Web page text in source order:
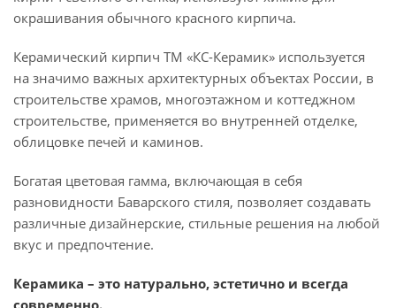
окрашивания обычного красного кирпича.
Керамический кирпич ТМ «КС-Керамик» используется
на значимо важных архитектурных объектах России, в
строительстве храмов, многоэтажном и коттеджном
строительстве, применяется во внутренней отделке,
облицовке печей и каминов.
Богатая цветовая гамма, включающая в себя
разновидности Баварского стиля, позволяет создавать
различные дизайнерские, стильные решения на любой
вкус и предпочтение.
Керамика – это натурально, эстетично и всегда
современно.